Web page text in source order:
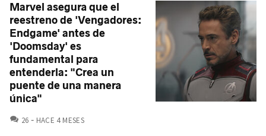
Marvel asegura que el
reestreno de 'Vengadores:
Endgame' antes de
'Doomsday' es
fundamental para
entenderla: "Crea un
puente de una manera
única"
26 COMENTARIOS
HACE 4 MESES